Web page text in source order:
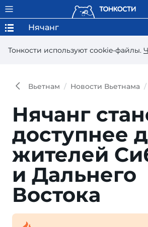
Тонкости используют сookie-файлы.
Нячанг
Вьетнам Новости Вьетнама
Нячанг
дос­туп­нее
жи­те­лей
и Даль­не­го
Востока